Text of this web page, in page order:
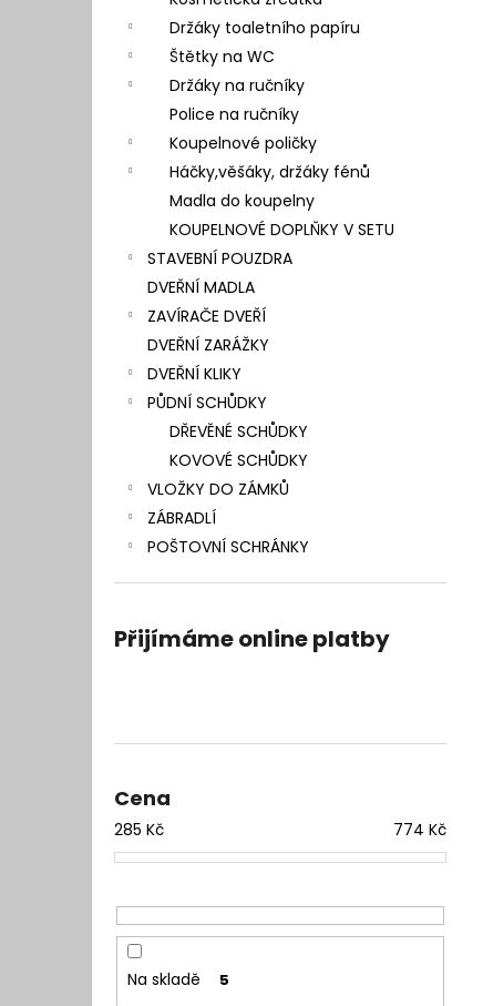
Držáky toaletního papíru
Štětky na WC
Držáky na ručníky
Police na ručníky
Koupelnové poličky
Háčky,věšáky, držáky fénů
Madla do koupelny
KOUPELNOVÉ DOPLŇKY V SETU
STAVEBNÍ POUZDRA
DVEŘNÍ MADLA
ZAVÍRAČE DVEŘÍ
DVEŘNÍ ZARÁŽKY
DVEŘNÍ KLIKY
PŮDNÍ SCHŮDKY
DŘEVĚNÉ SCHŮDKY
KOVOVÉ SCHŮDKY
VLOŽKY DO ZÁMKŮ
ZÁBRADLÍ
POŠTOVNÍ SCHRÁNKY
Přijímáme online platby
Cena
285 Kč 774 Kč
Na skladě 5